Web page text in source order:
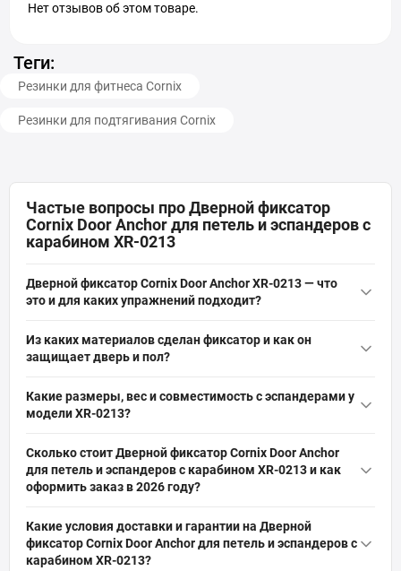
Нет отзывов об этом товаре.
Теги:
Резинки для фитнеса Cornix
Резинки для подтягивания Cornix
Частые вопросы про Дверной фиксатор
Cornix Door Anchor для петель и эспандеров с
карабином XR-0213
Дверной фиксатор Cornix Door Anchor XR-0213 — что
это и для каких упражнений подходит?
с карабином XR-0213 — это компактный точечный крепеж для
и резиновые петли в верхней или нижней части двери.
Подходит для тяг, жимов, разгибаний и функциональных
Из каких материалов сделан фиксатор и как он
защищает дверь и пол?
быстросъемным металлическим карабином и стоппером,
смягчает давление на дверь и коробку, не повреждает
покрытие пола, а общая конструкция рассчитана на частое
домашнее использование.
Какие размеры, вес и совместимость с эспандерами у
модели XR-0213?
кг, в комплекте один фиксатор с карабином. Универсальная
конструкция «one size» совместима с большинством строп,
нейлоновому ремню.
Сколько стоит Дверной фиксатор Cornix Door Anchor
для петель и эспандеров с карабином XR-0213 и как
оформить заказ в 2026 году?
Cornix Door Anchor для петель и эспандеров с карабином XR-
0213 (Артикул: XR-0213) от бренда Cornix составляет 109 грн грн.
Какие условия доставки и гарантии на Дверной
фиксатор Cornix Door Anchor для петель и эспандеров с
карабином XR-0213?